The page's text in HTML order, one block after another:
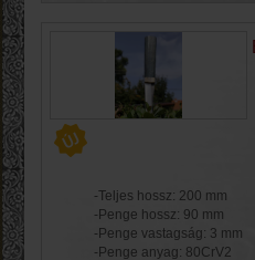
-Teljes hossz: 200 mm
-Penge hossz: 90 mm
-Penge vastagság: 3 mm
-Penge anyag: 80CrV2